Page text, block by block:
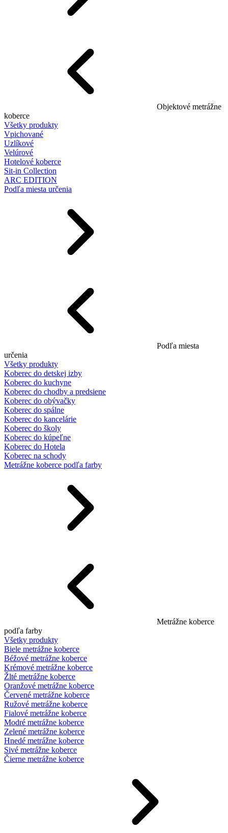
Objektové metrážne
koberce
Všetky produkty
Vpichované
Uzlíkové
Velúrové
Hotelové koberce
Sit-in Collection
ARC EDITION
Podľa miesta určenia
Podľa miesta
určenia
Všetky produkty
Koberec do detskej izby
Koberec do kuchyne
Koberec do chodby a predsiene
Koberec do obývačky
Koberec do spálne
Koberec do kancelárie
Koberec do školy
Koberec do kúpeľne
Koberec do Hotela
Koberec na schody
Metrážne koberce podľa farby
Metrážne koberce
podľa farby
Všetky produkty
Biele metrážne koberce
Béžové metrážne koberce
Krémové metrážne koberce
Žlté metrážne koberce
Oranžové metrážne koberce
Červené metrážne koberce
Ružové metrážne koberce
Fialové metrážne koberce
Modré metrážne koberce
Zelené metrážne koberce
Hnedé metrážne koberce
Sivé metrážne koberce
Čierne metrážne koberce